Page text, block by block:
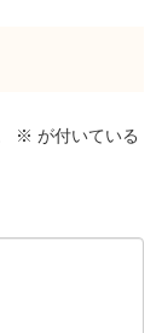
※ が付いている